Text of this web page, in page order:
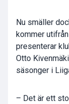
Nu smäller
kommer
presenterar
Otto
säsonger i
– Det är ett